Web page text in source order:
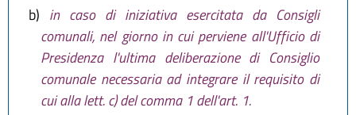
b) in caso di iniziativa esercitata da Consigli
comunali, nel giorno in cui perviene all'Ufficio di
Presidenza l'ultima deliberazione di Consiglio
comunale necessaria ad integrare il requisito di
cui alla lett. c) del comma 1 dell'art. 1.